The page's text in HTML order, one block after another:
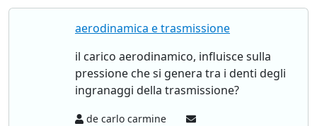
aerodinamica e trasmissione
il carico aerodinamico, influisce sulla
pressione che si genera tra i denti degli
ingranaggi della trasmissione?
de carlo carmine